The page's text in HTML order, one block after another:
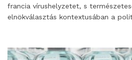
francia vírushelyzetet, s
elnökválasztás kontextusában a